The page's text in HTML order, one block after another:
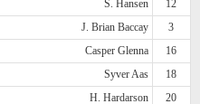
S. Hansen
12
J. Brian Baccay
3
Casper Glenna
16
Syver Aas
18
H. Hardarson
20